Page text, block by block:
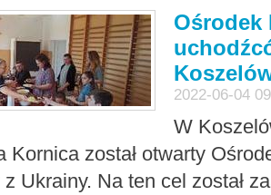
Ośrodek
2022-06-04
W
Kornica został otwarty
Ukrainy. Na ten cel został